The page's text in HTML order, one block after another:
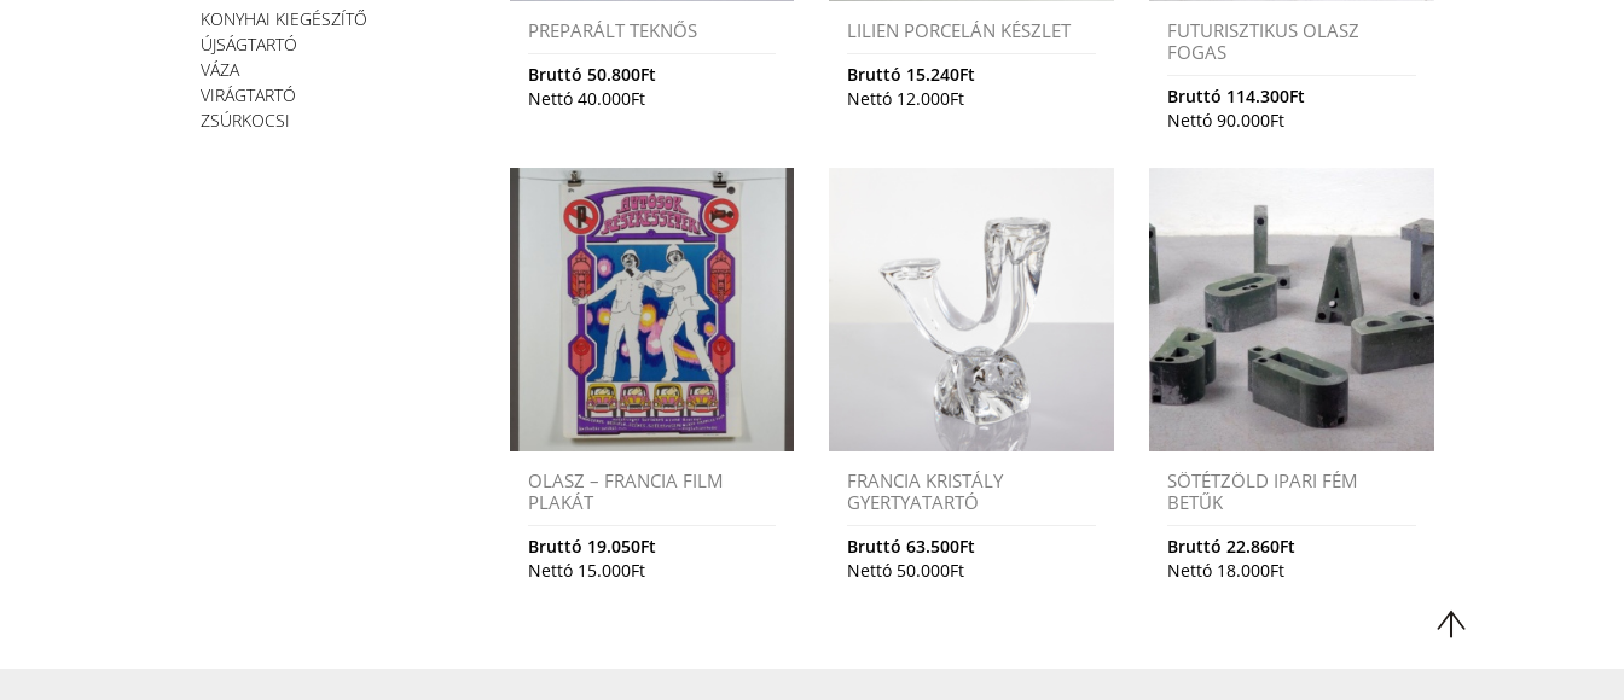
KONYHAI KIEGÉSZÍTŐ
ÚJSÁGTARTÓ
VÁZA
VIRÁGTARTÓ
ZSÚRKOCSI
PREPARÁLT TEKNŐS
Bruttó 50.800Ft
Nettó 40.000Ft
LILIEN PORCELÁN KÉSZLET
Bruttó 15.240Ft
Nettó 12.000Ft
FUTURISZTIKUS OLASZ
FOGAS
Bruttó 114.300Ft
Nettó90.000Ft
OLASZ – FRANCIA FILM
PLAKÁT
Bruttó 19.050Ft
Nettó 15.000Ft
FRANCIA KRISTÁLY
GYERTYATARTÓ
Bruttó63.500Ft
Nettó 50.000Ft
SÖTÉTZÖLD IPARI FÉM
BETŰK
Bruttó22.860Ft
Nettó 18.000Ft